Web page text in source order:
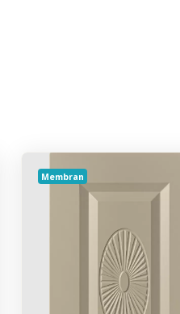
Membran